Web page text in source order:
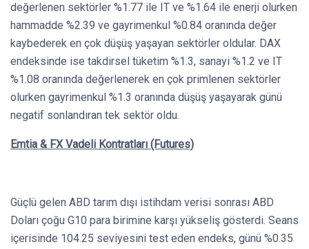
değerlenen sektörler %1.77 ile IT ve %1.64 ile enerji olurken
hammadde %2.39 ve gayrimenkul %0.84 oranında değer
kaybederek en çok düşüş yaşayan sektörler oldular. DAX
endeksinde ise takdirsel tüketim %1.3, sanayi %1.2 ve IT
%1.08 oranında değerlenerek en çok primlenen sektörler
olurken gayrimenkul %1.3 oranında düşüş yaşayarak günü
negatif sonlandıran tek sektör oldu.
Emtia & FX Vadeli Kontratları (Futures)
Güçlü gelen ABD tarım dışı istihdam verisi sonrası ABD
Doları çoğu G10 para birimine karşı yükseliş gösterdi. Seans
içerisinde 104.25 seviyesini test eden endeks, günü %0.35